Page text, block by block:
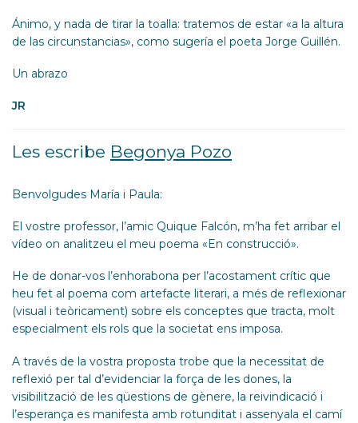
Ánimo, y nada de tirar la toalla: tratemos de estar «a la altura
de las circunstancias», como sugería el poeta Jorge Guillén.
Un abrazo
JR
Les escribe Begonya Pozo
Benvolgudes María i Paula:
El vostre professor, l’amic Quique Falcón, m’ha fet arribar el
vídeo on analitzeu el meu poema «En construcció».
He de donar-vos l’enhorabona per l’acostament crític que
heu fet al poema com artefacte literari, a més de reflexionar
(visual i teòricament) sobre els conceptes que tracta, molt
especialment els rols que la societat ens imposa.
A través de la vostra proposta trobe que la necessitat de
reflexió per tal d’evidenciar la força de les dones, la
visibilització de les qüestions de gènere, la reivindicació i
l’esperança es manifesta amb rotunditat i assenyala el camí